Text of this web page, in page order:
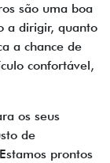
são uma boa
a dirigir, quanto
a chance de
confortável,
os seus
de
prontos